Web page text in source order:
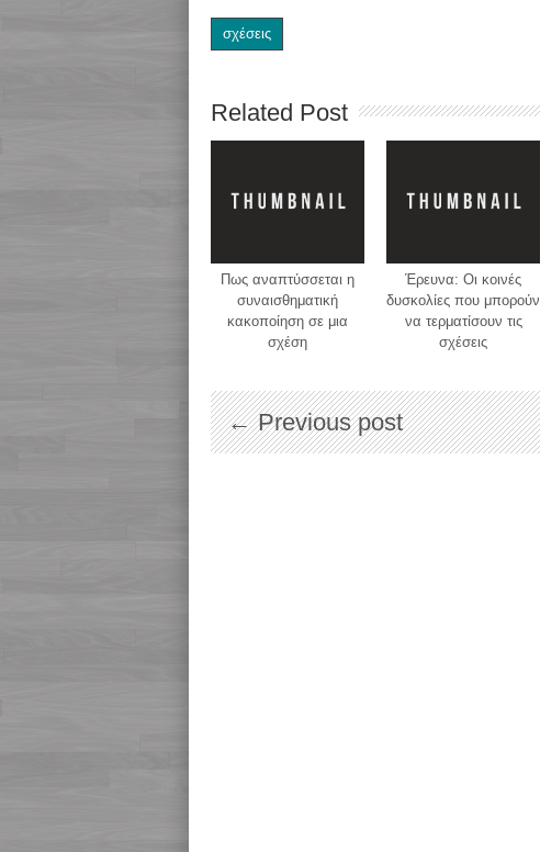
σχέσεις
Related Post
Πως αναπτύσσεται η
συναισθηματική
κακοποίηση σε μια
σχέση
Έρευνα: Oι κοινές
δυσκολίες που μπορούν
να τερματίσουν τις
σχέσεις
← Previous post